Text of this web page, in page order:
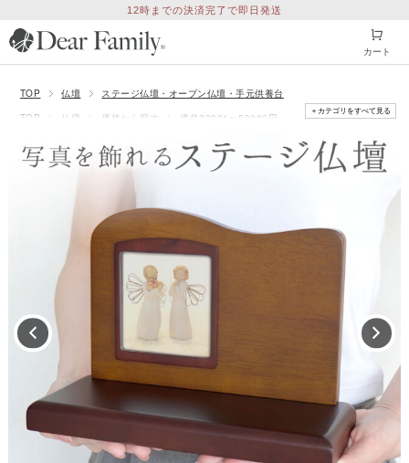
12時までの決済完了で即日発送
カート
TOP 仏壇
ステージ仏壇・オープン仏壇・手元供養台
TOP
仏壇 価格から探す
価格20001〜50000円
奥行きから探す
奥行き19.9cm以内
TOP
仏壇 横幅から探す
横幅20〜29.9cm
高さから探す
＋カテゴリをすべて見る